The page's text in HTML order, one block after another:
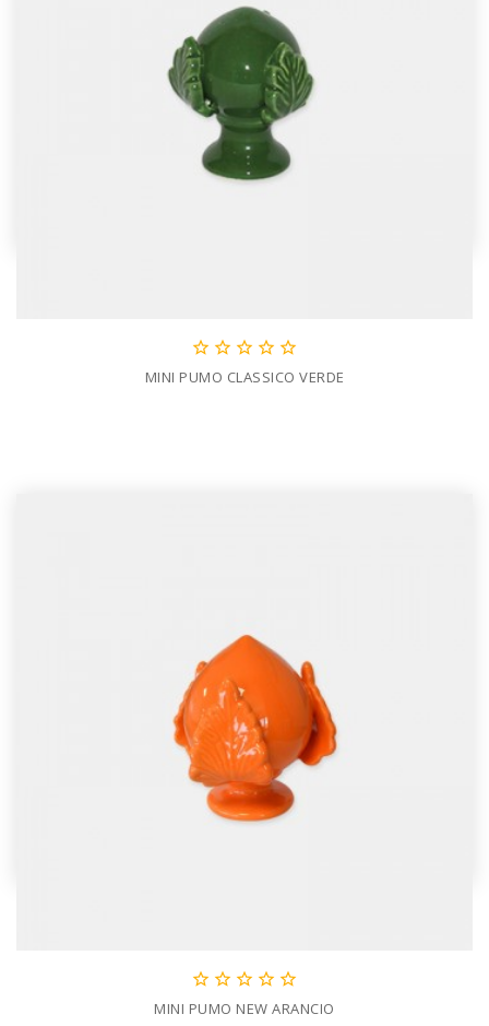
    
MINI PUMO CLASSICO VERDE
    
MINI PUMO NEW ARANCIO